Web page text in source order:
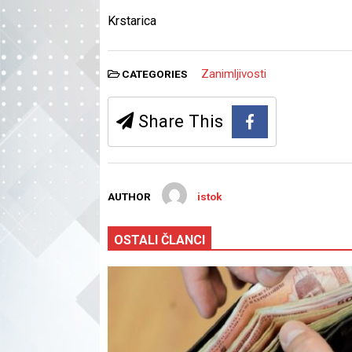
Krstarica
CATEGORIES Zanimljivosti
Share This
AUTHOR istok
OSTALI ČLANCI